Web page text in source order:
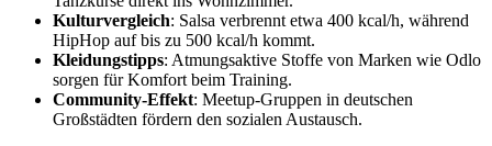
Kulturvergleich: Salsa verbrennt etwa 400 kcal/h, während
HipHop auf bis zu 500 kcal/h kommt.
Kleidungstipps: Atmungsaktive Stoffe von Marken wie Odlo
sorgen für Komfort beim Training.
Community-Effekt: Meetup-Gruppen in deutschen
Großstädten fördern den sozialen Austausch.